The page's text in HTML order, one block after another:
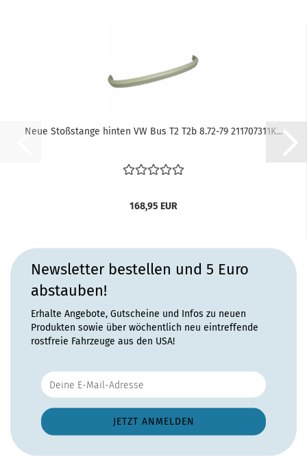
Neue Stoßstange hinten VW Bus T2 T2b 8.72-79 211707311K...
168,95 EUR
Newsletter bestellen und 5 Euro
abstauben!
Erhalte Angebote, Gutscheine und Infos zu neuen
Produkten sowie über wöchentlich neu eintreffende
rostfreie Fahrzeuge aus den USA!